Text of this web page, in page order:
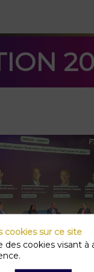
cookies sur ce site
des cookies visant à